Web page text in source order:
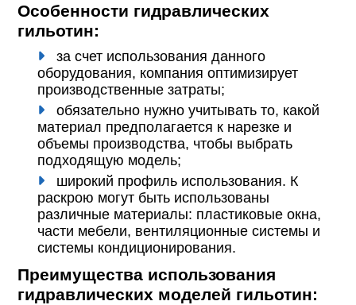
Особенности гидравлических
гильотин:
за счет использования данного
оборудования, компания оптимизирует
производственные затраты;
обязательно нужно учитывать то, какой
материал предполагается к нарезке и
объемы производства, чтобы выбрать
подходящую модель;
широкий профиль использования. К
раскрою могут быть использованы
различные материалы: пластиковые окна,
части мебели, вентиляционные системы и
системы кондиционирования.
Преимущества использования
гидравлических моделей гильотин: